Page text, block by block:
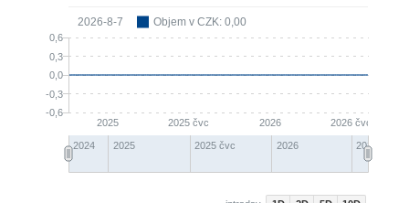
-0,6
-0,3
0,0
0,3
0,6
2025 2026
2025 čvc 2026 čvc
2026-8-7 Objem v CZK: 0,00
2024 2025 2026
2025 čvc 2026 čvc